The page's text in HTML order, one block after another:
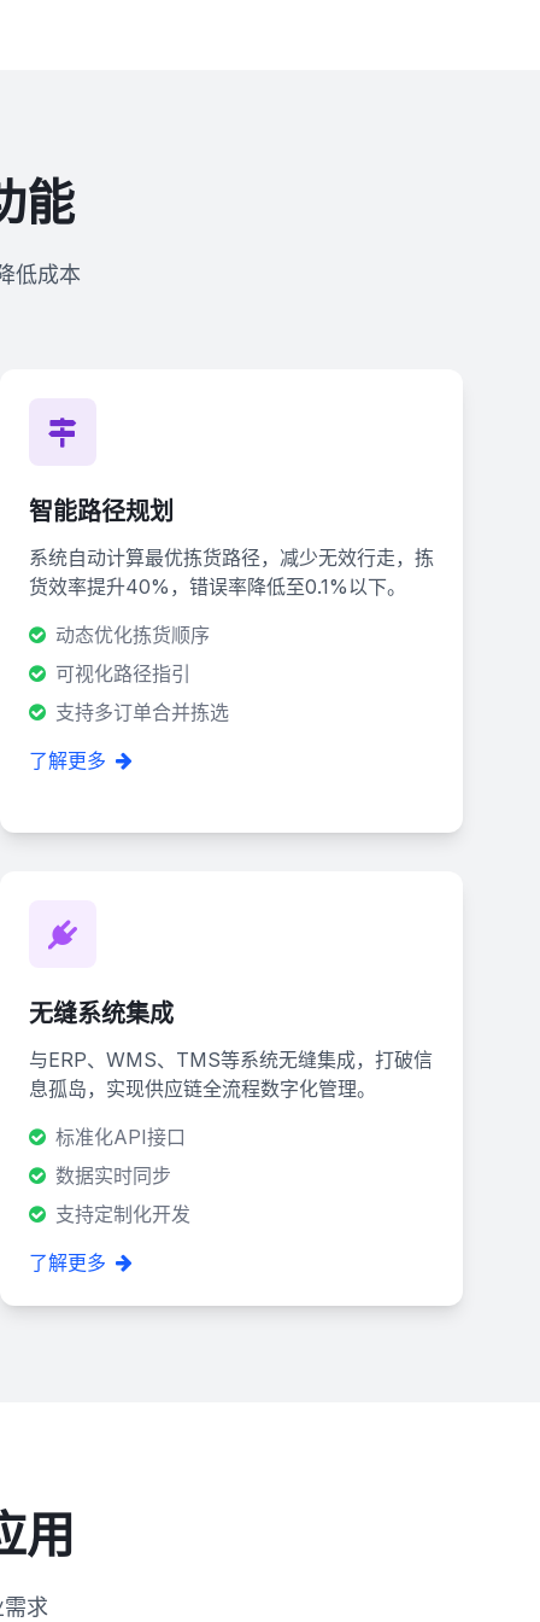
能
低成本
智能路径规划
系统自动计算最优拣货路径，减少无效行走，拣
货效率提升40%，错误率降低至0.1%以下。
动态优化拣货顺序
可视化路径指引
支持多订单合并拣选
了解更多
无缝系统集成
与ERP、WMS、TMS等系统无缝集成，打破信
息孤岛，实现供应链全流程数字化管理。
标准化API接口
数据实时同步
支持定制化开发
了解更多
用
求